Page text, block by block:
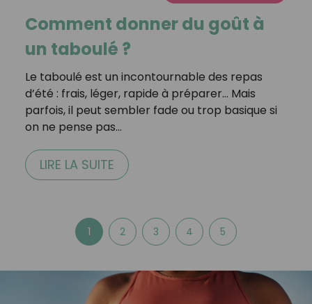
Comment donner du goût à
un taboulé ?
Le taboulé est un incontournable des repas
d’été : frais, léger, rapide à préparer… Mais
parfois, il peut sembler fade ou trop basique si
on ne pense pas…
LIRE LA SUITE
1 2 3 4 5